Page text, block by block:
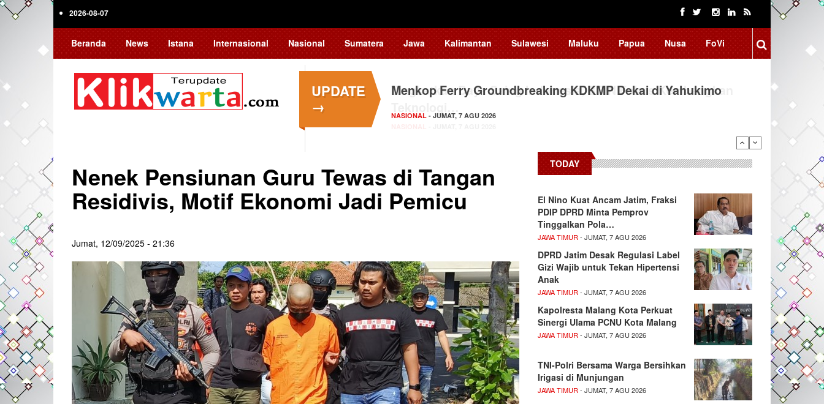
Skip
2026-08-07
Beranda News Istana Internasional Nasional Sumatera Jawa Kalimantan Sulawesi Maluku Papua Nusa FoVi
UPDATE
→
Menkop Ferry Groundbreaking KDKMP Dekai di Yahukimo
NASIONAL - JUMAT, 7 AGU 2026
Nenek Pensiunan Guru Tewas di Tangan
Residivis, Motif Ekonomi Jadi Pemicu
Jumat, 12/09/2025 - 21:36
TODAY
El Nino Kuat Ancam Jatim, Fraksi
PDIP DPRD Minta Pemprov
Tinggalkan Pola…
JAWA TIMUR - JUMAT, 7 AGU 2026
DPRD Jatim Desak Regulasi Label
Gizi Wajib untuk Tekan Hipertensi
Anak
JAWA TIMUR - JUMAT, 7 AGU 2026
Kapolresta Malang Kota Perkuat
Sinergi Ulama PCNU Kota Malang
JAWA TIMUR - JUMAT, 7 AGU 2026
TNI-Polri Bersama Warga Bersihkan
Irigasi di Munjungan
JAWA TIMUR - JUMAT, 7 AGU 2026